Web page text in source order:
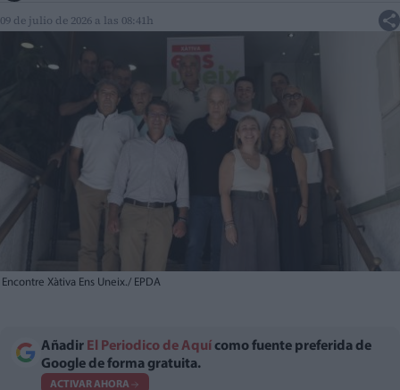
09 de julio de 2026 a las 08:41h
Encontre Xàtiva Ens Uneix./ EPDA
Añadir El Periodico de Aquí como fuente preferida de
Google de forma gratuita.
ACTIVAR AHORA